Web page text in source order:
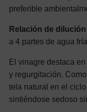
preferible
Relación de
a 4 partes de agua fría
El vinagre destaca
y regurgitación.
tela natural en el
sintiéndose sedoso